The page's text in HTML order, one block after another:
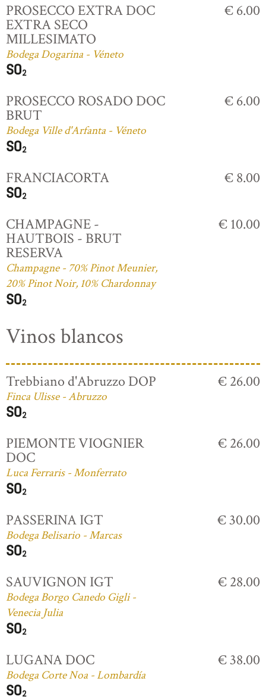
PROSECCO EXTRA DOC
EXTRA SECO
MILLESIMATO
Bodega Dogarina - Véneto
€ 6.00
PROSECCO ROSADO DOC
BRUT
Bodega Ville d'Arfanta - Véneto
€ 6.00
FRANCIACORTA € 8.00
CHAMPAGNE -
HAUTBOIS - BRUT
RESERVA
Champagne - 70% Pinot Meunier,
20% Pinot Noir, 10% Chardonnay
€ 10.00
Vinos blancos
Trebbiano d'Abruzzo DOP
Finca Ulisse - Abruzzo
€ 26.00
PIEMONTE VIOGNIER
DOC
Luca Ferraris - Monferrato
€ 26.00
PASSERINA IGT
Bodega Belisario - Marcas
€ 30.00
SAUVIGNON IGT
Bodega Borgo Canedo Gigli -
Venecia Julia
€ 28.00
LUGANA DOC
Bodega Corte Noa - Lombardía
€ 38.00